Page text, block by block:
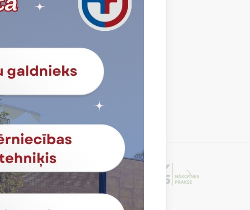
Datorsistēmu tehniķis